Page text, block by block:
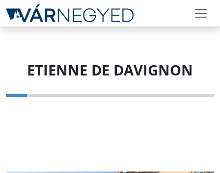
ETIENNE DE DAVIGNON